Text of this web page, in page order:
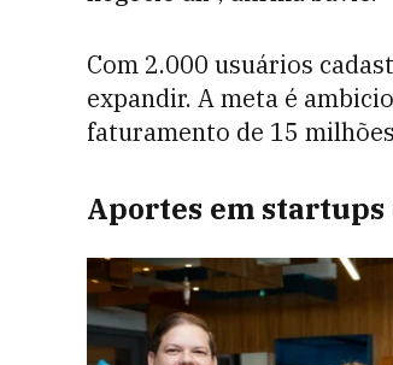
Com 2.000 usuários
expandir. A meta é
faturamento de 15
Aportes em startups